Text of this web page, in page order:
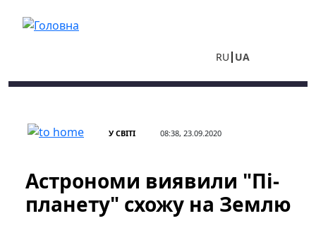
RU UA
У СВІТІ 08:38, 23.09.2020
Астрономи виявили "Пі-
планету" схожу на Землю